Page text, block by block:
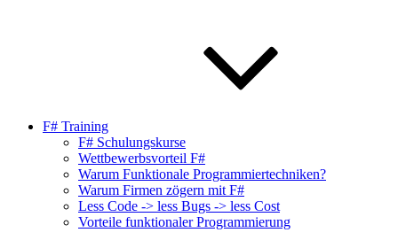
F# Training
F# Schulungskurse
Wettbewerbsvorteil F#
Warum Funktionale Programmiertechniken?
Warum Firmen zögern mit F#
Less Code -> less Bugs -> less Cost
Vorteile funktionaler Programmierung